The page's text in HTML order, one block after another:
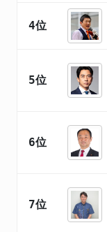
4位
5位
6位
7位